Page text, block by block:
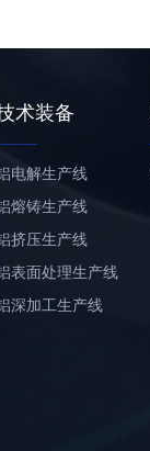
术装备
电解生产线
熔铸生产线
挤压生产线
表面处理生产线
深加工生产线